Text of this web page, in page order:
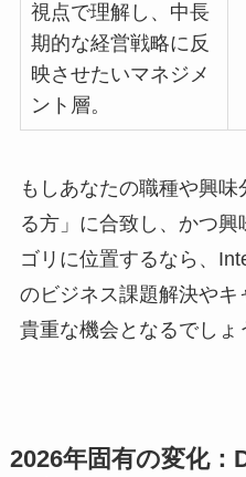
視点で理解し、中長
期的な経営戦略に反
映させたいマネジメ
ント層。
もしあなたの職種や興
る方」に合致し、かつ
ゴリに位置するなら、
のビジネス課題解決やキ
貴重な機会となるでしょ
2026年固有の変化